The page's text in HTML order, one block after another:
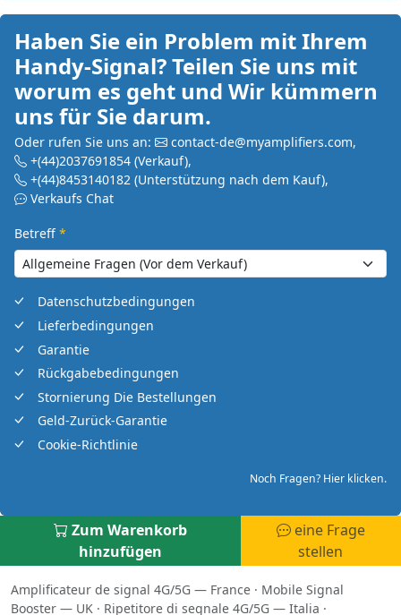
Haben Sie ein Problem mit Ihrem
Handy-Signal? Teilen Sie uns mit
worum es geht und Wir kümmern
uns für Sie darum.
Oder rufen Sie uns an: contact-de@myamplifiers.com,
+(44)2037691854 (Verkauf),
+(44)8453140182 (Unterstützung nach dem Kauf),
Verkaufs Chat
Betreff *
Datenschutzbedingungen
Lieferbedingungen
Garantie
Rückgabebedingungen
Stornierung Die Bestellungen
Geld-Zurück-Garantie
Cookie-Richtlinie
Noch Fragen? Hier klicken.
Zum Warenkorb
hinzufügen
eine Frage
stellen
Amplificateur de signal 4G/5G — France · Mobile Signal
Booster — UK · Ripetitore di segnale 4G/5G — Italia ·